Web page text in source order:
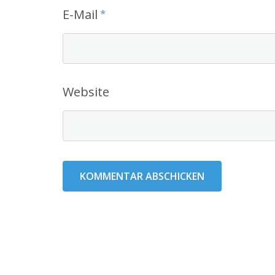
E-Mail *
Website